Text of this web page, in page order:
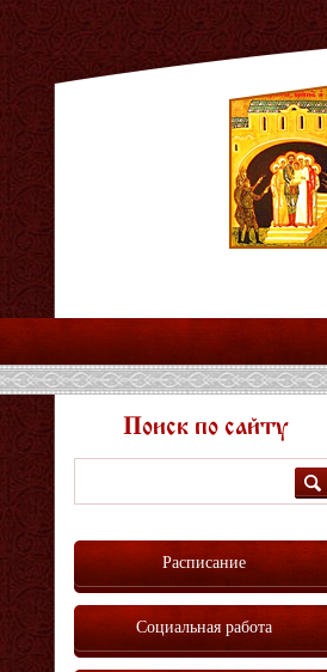
Поиск по сайту
Расписание
Социальная работа